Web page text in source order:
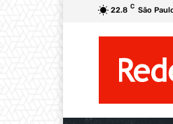
22.8 C São